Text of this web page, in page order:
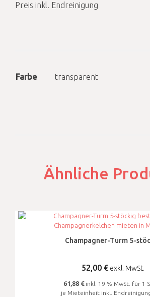
Preis inkl. Endreinigung
Farbe transparent
Ähnliche
Champagner-Turm 5-
52,00 €exkl. MwSt.
61,88 €inkl. 19 % MwSt. für 1
je Mieteinheit inkl. Endreinigung